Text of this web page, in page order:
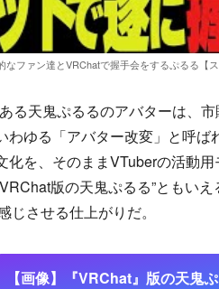
ファン達とVRChatで握手会をするぷるる【
る天鬼ぷるるのアバターは、
わゆる「アバター改変」と呼
化を、そのままVTuberの活動
版の天鬼ぷるる”ともい
じさせる仕上がりだ。
【画像】『VRChat』版の天鬼